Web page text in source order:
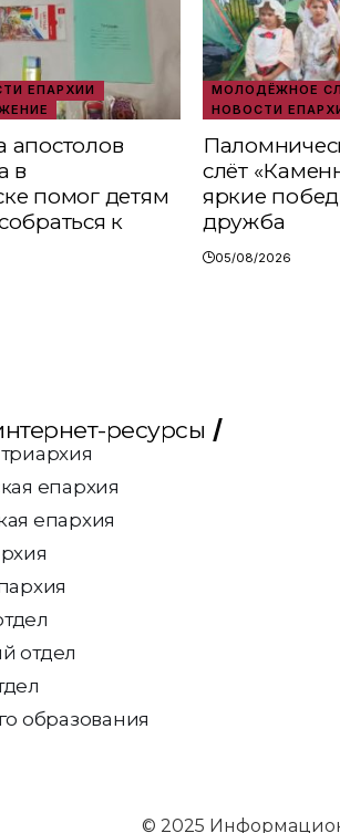
ЕПАРХИИ
апостолов
в
помог детям
к
МОЛОДЁЖНОЕ
НОВОСТИ
слёт
яркие
дружба
05/08/2026
ресурсы
епархия
епархия
отдел
образования
© 2025